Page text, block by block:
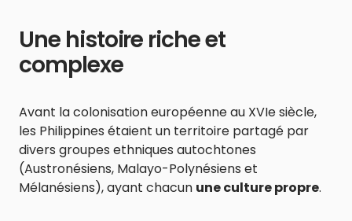
Une histoire riche et
complexe
Avant la colonisation européenne au XVIe siècle,
les Philippines étaient un territoire partagé par
divers groupes ethniques autochtones
(Austronésiens, Malayo-Polynésiens et
Mélanésiens), ayant chacun une culture propre.